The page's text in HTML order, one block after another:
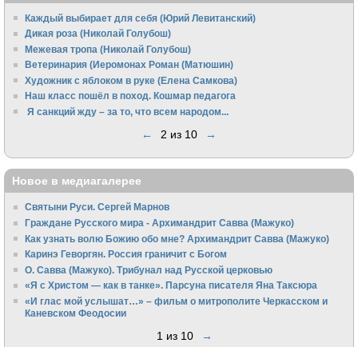
Каждый выбирает для себя (Юрий Левитанский)
Дикая роза (Николай Голубош)
Межевая тропа (Николай Голубош)
Ветеринария (Иеромонах Роман (Матюшин)
Художник с яблоком в руке (Елена Самкова)
Наш класс пошёл в поход. Кошмар педагога
Я санкций жду – за то, что всем народом...
← 2 из 10 →
Новое в медиагалерее
Святыни Руси. Сергей Марнов
Граждане Русского мира - Архимандрит Савва (Мажуко)
Как узнать волю Божию обо мне? Архимандрит Савва (Мажуко)
Каринэ Геворгян. Россия граничит с Богом
О. Савва (Мажуко). Трибунал над Русской церковью
«Я с Христом — как в танке». Парсуна писателя Яна Таксюра
«И глас мой услышат…» – фильм о митрополите Черкасском и
Каневском Феодосии
1 из 10 →